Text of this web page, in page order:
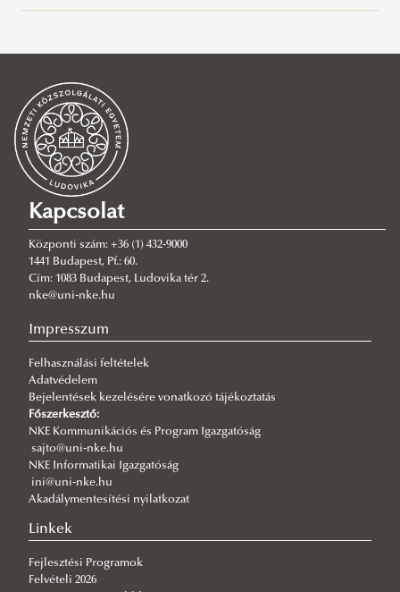
A vízgazdálkodás jövőjét írják
2026/08/06
Rendszeresség, mértékletesség, elfogadás – Gólyatábor 2026
2026/08/03
Az NKE energiatakarékossággal kapcsolatos átmeneti intézkedései
2026/08/03
A jó kormányzás érdeke, hogy mindenütt ugyanolyan szakmai
színvonalon működjék
2026/08/03
Még nem késő jelentkezni a KTI szakirányú továbbképzéseire
Fordulat jöhet: megszűnhet a hatóság előtti hazugság
2026/07/30
Q-s/D-s pályázati felhívás
2026/07/30
Új esély a továbbtanulásra: válaszd az NKE-t a pótfelvételin!
2026/07/29
A gyermek mindenek felett
2026/07/27
Hamarosan indul a jelentkezés az egyetemi pótfelvételire
Kapcsolat
Központi szám: +36 (1) 432-9000
1441 Budapest, Pf.: 60.
Cím: 1083 Budapest, Ludovika tér 2.
nke@uni-nke.hu
Impresszum
Felhasználási feltételek
Adatvédelem
Bejelentések kezelésére vonatkozó tájékoztatás
Főszerkesztő:
NKE Kommunikációs és Program Igazgatóság
sajto@uni-nke.hu
NKE Informatikai Igazgatóság
ini@uni-nke.hu
Akadálymentesítési nyilatkozat
Linkek
Fejlesztési Programok
Felvételi 2026